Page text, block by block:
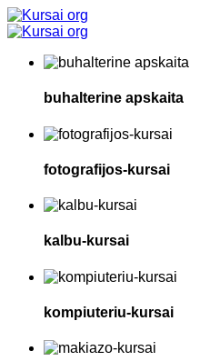
buhalterine apskaita
fotografijos-kursai
kalbu-kursai
kompiuteriu-kursai